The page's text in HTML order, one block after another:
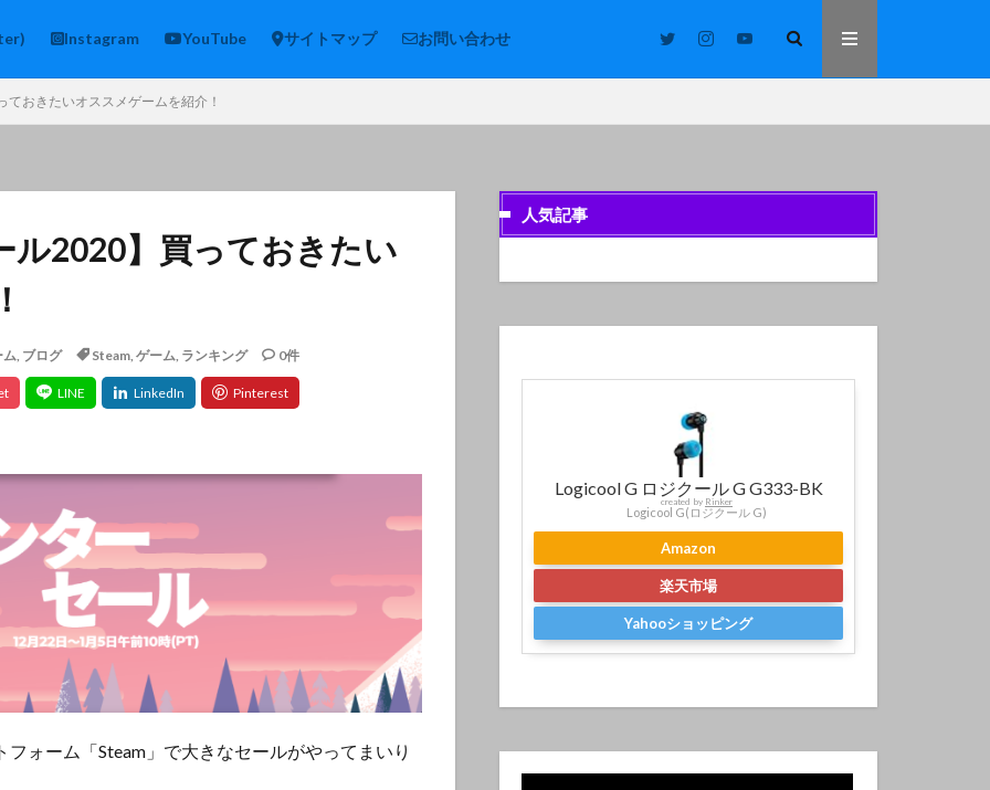
Instagram YouTube サイトマップ お問い合わせ
おきたいオススメゲームを紹介！
ル2020】買っておきたい
ム, ブログ Steam, ゲーム, ランキング 0件
ォーム「Steam」で大きなセールがやってまいり
人気記事
Logicool G ロジクール G G333-BK
created by Rinker
Logicool G(ロジクール G)
Amazon
楽天市場
Yahooショッピング